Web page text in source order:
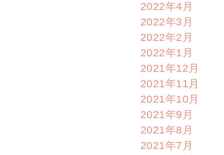
2022年4月
2022年3月
2022年2月
2022年1月
2021年12月
2021年11月
2021年10月
2021年9月
2021年8月
2021年7月